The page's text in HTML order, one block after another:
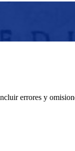
errores y